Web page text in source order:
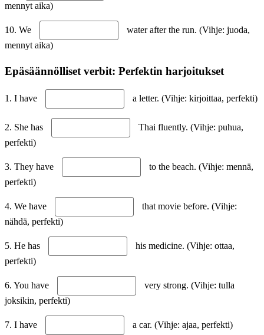
mennyt aika)
10. We
water after the run. (Vihje: juoda,
mennyt aika)
Epäsäännölliset verbit: Perfektin harjoitukset
1. I have a letter. (Vihje: kirjoittaa, perfekti)
2. She has
Thai fluently. (Vihje: puhua,
perfekti)
3. They have
to the beach. (Vihje: mennä,
perfekti)
4. We have
that movie before. (Vihje:
nähdä, perfekti)
5. He has
his medicine. (Vihje: ottaa,
perfekti)
6. You have
very strong. (Vihje: tulla
joksikin, perfekti)
7. I have a car. (Vihje: ajaa, perfekti)